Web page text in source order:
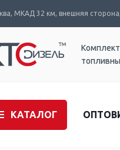
МКАД 32 км, внешняя
КАТАЛОГ